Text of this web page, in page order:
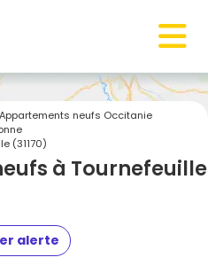
Appartements neufs Occitanie
(31170)
à Tournefeuille
alerte